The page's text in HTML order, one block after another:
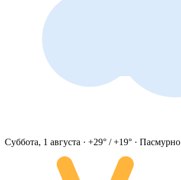
Суббота, 1 августа · +29° / +19° · Пасмурно